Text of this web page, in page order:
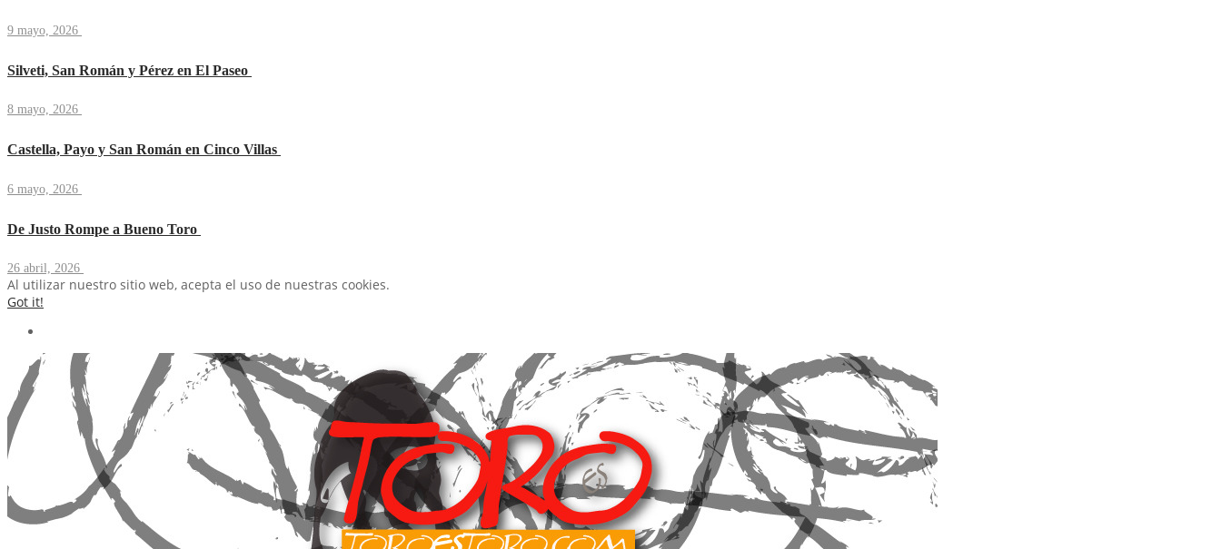
9 mayo, 2026
Silveti, San Román y Pérez en El Paseo
8 mayo, 2026
Castella, Payo y San Román en Cinco Villas
6 mayo, 2026
De Justo Rompe a Bueno Toro
26 abril, 2026
Al utilizar nuestro sitio web, acepta el uso de nuestras cookies.
Got it!